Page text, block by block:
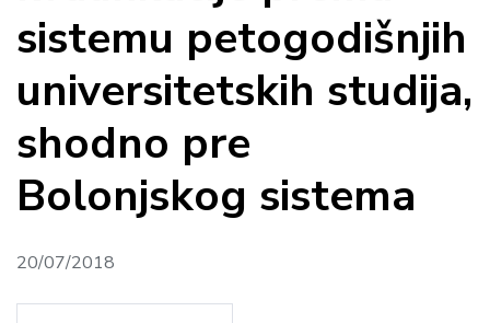
sistemu petogodišnjih
universitetskih studija,
shodno pre
Bolonjskog sistema
20/07/2018